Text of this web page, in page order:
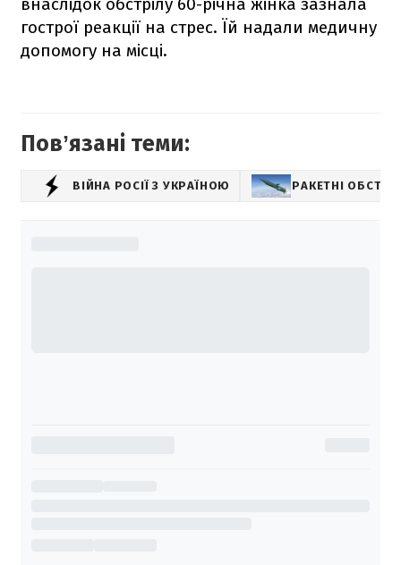
гострої реакції на стрес. Їй надали медичну
допомогу на місці.
Повʼязані теми:
ВІЙНА РОСІЇ З УКРАЇНОЮ РАКЕТНІ